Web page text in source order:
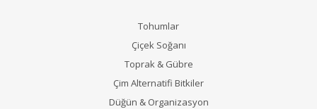
Tohumlar
Çiçek Soğanı
Toprak & Gübre
Çim Alternatifi Bitkiler
Düğün & Organizasyon